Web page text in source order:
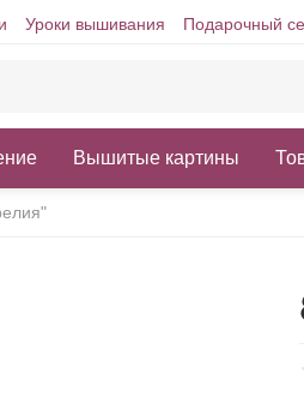
Уроки вышивания Подарочный
Вышитые картины